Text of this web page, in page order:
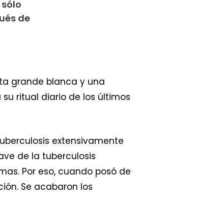
de
grande blanca y una
ritual diario de los últimos
extensivamente
de la tuberculosis
Por eso, cuando posó de
Se acabaron los